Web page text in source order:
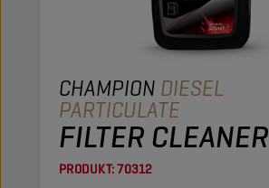
CHAMPION DIESEL
PARTICULATE
FILTER CLEANER
PRODUKT:70312